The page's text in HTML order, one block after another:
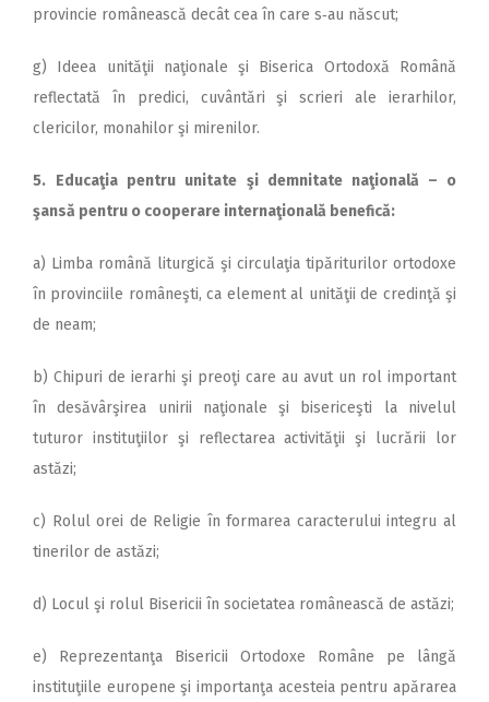
provincie românească decât cea în care s‑au născut;
g) Ideea unităţii naţionale şi Biserica Ortodoxă Română
reflectată în predici, cuvântări şi scrieri ale ierarhilor,
clericilor, monahilor şi mirenilor.
5. Educaţia pentru unitate şi demnitate naţională – o
şansă pentru o cooperare internaţională benefică:
a) Limba română liturgică şi circulaţia tipăriturilor ortodoxe
în provinciile româneşti, ca element al unităţii de credinţă şi
de neam;
b) Chipuri de ierarhi şi preoţi care au avut un rol important
în desăvârşirea unirii naţionale şi bisericeşti la nivelul
tuturor instituţiilor şi reflectarea activităţii şi lucrării lor
astăzi;
c) Rolul orei de Religie în formarea caracterului integru al
tinerilor de astăzi;
d) Locul şi rolul Bisericii în societatea românească de astăzi;
e) Reprezentanţa Bisericii Ortodoxe Române pe lângă
instituţiile europene şi importanţa acesteia pentru apărarea